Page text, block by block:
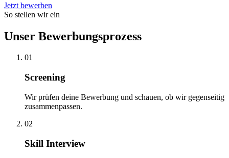
Jetzt bewerben
So stellen wir ein
Unser Bewerbungsprozess
01
Screening
Wir prüfen deine Bewerbung und schauen, ob wir gegenseitig
zusammenpassen.
02
Skill Interview